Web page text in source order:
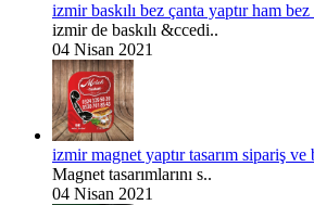
izmir baskılı bez çanta yaptır ham
izmir de baskılı &ccedi..
04 Nisan 2021
izmir magnet yaptır tasarım sipariş ve
Magnet tasarımlarını s..
04 Nisan 2021